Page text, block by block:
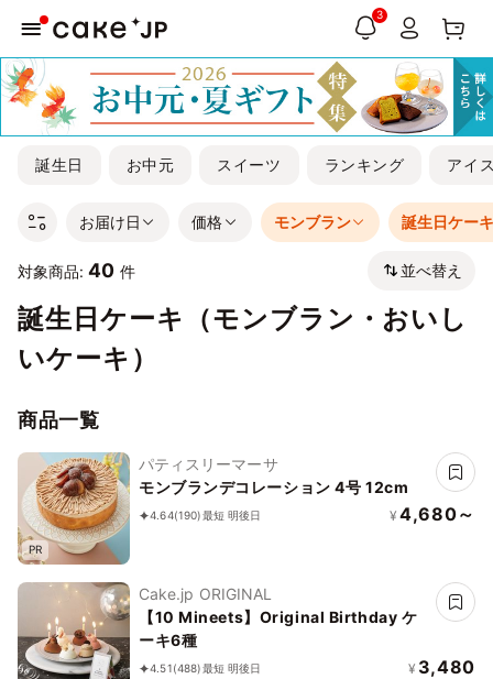
3
誕生日 お中元 スイーツ ランキング アイ
お届け日 価格 モンブラン 誕生日ケー
対象商品: 40 件 並べ替え
誕生日ケーキ（モンブラン・おいし
いケーキ）
商品一覧
PR
パティスリーマーサ
モンブランデコレーション 4号 12cm
4.64(190)最短 明後日 ¥ 4,680～
Cake.jp ORIGINAL
【10 Mineets】Original Birthday ケ
ーキ6種
4.51(488)最短 明後日 ¥ 3,480